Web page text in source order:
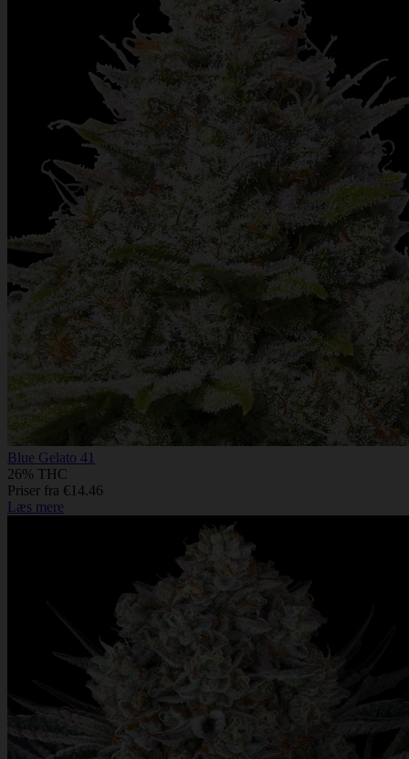
Blue Gelato 41
26% THC
Priser fra €14.46
Læs mere